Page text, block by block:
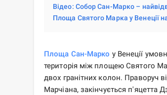
Відео: Собор Сан-Марко –
Площа Святого Марка у Венеції
Площа Сан-Марко у Венеції
територія між площею Святого
двох гранітних колон. Праворуч
Марчіана, закінчується п'яцетта